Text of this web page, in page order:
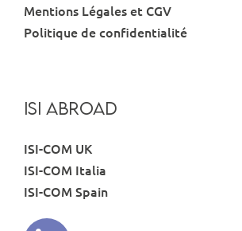
Mentions Légales et CGV
Politique de confidentialité
ISI ABROAD
ISI-COM UK
ISI-COM Italia
ISI-COM Spain